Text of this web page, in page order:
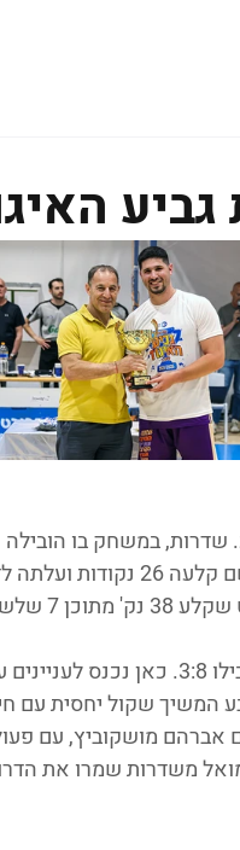
פ"ת גברה בגמר 94:70 על מ.כ. שדרות,
הגדולה הדר גנים עשתה ברבע
7 שלשות.
תחילת המשחק הייתה של הדרומים,
שקול יחסית עם
גנים אברהם מושקוביץ,
משדרות שמרו את